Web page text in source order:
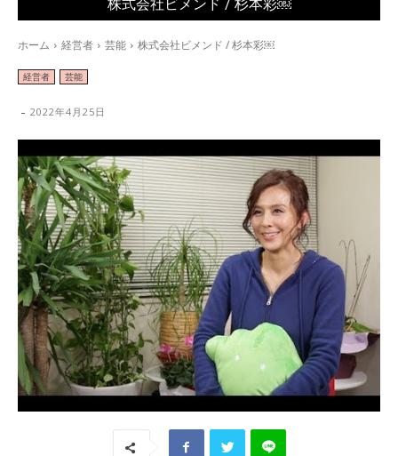
株式会社ビメンド / 杉本彩￼
ホーム 経営者 芸能 株式会社ビメンド / 杉本彩￼
経営者 芸能
- 2022年4月25日